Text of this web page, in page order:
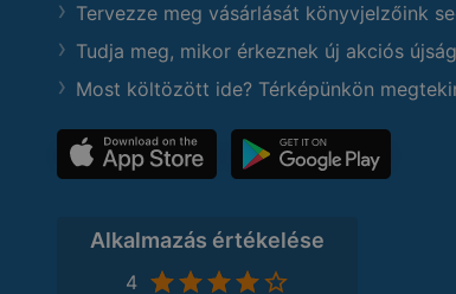
Tervezze meg vásárlását könyvjelzőink
Tudja meg, mikor érkeznek új akciós
Most költözött ide? Térképünkön
Alkalmazás értékelése
4